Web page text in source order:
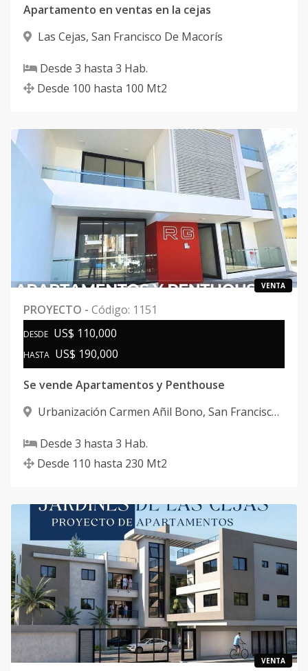
Apartamento en ventas en la cejas
Las Cejas, San Francisco De Macorís
Desde 3 hasta 3 Hab.
Desde 100 hasta 100 Mt2
VENTA
PROYECTO - Código: 1151
DESDE US$ 110,000
HASTA US$ 190,000
Se vende Apartamentos y Penthouse
Urbanización Carmen Añil Bono, San Francisco
Desde 3 hasta 3 Hab.
Desde 110 hasta 230 Mt2
VENTA